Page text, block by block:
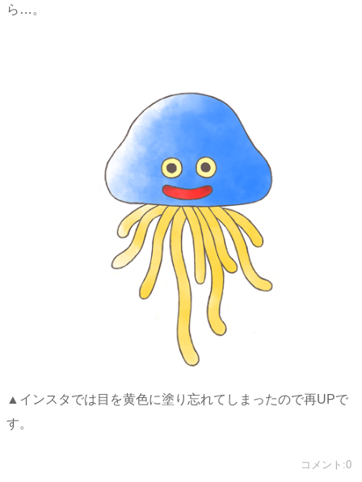
ら…。
▲インスタでは目を黄色に塗り忘れてしまったので再UPで
す。
コメント:0